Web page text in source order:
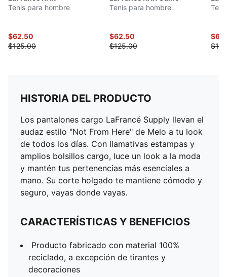
Tenis para hombre
$62.50
$125.00
Tenis para hombre
$62.50
$125.00
HISTORIA DEL PRODUCTO
Los pantalones cargo LaFrancé Supply llevan el
audaz estilo "Not From Here" de Melo a tu look
de todos los días. Con llamativas estampas y
amplios bolsillos cargo, luce un look a la moda
y mantén tus pertenencias más esenciales a
mano. Su corte holgado te mantiene cómodo y
seguro, vayas donde vayas.
CARACTERÍSTICAS Y BENEFICIOS
Producto fabricado con material 100%
reciclado, a excepción de tirantes y
decoraciones